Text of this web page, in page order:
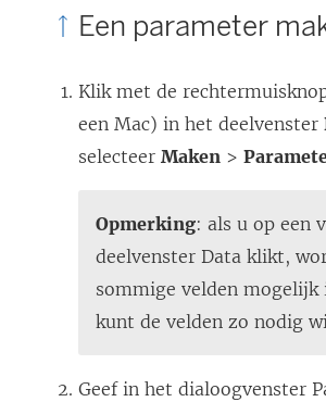
Een parameter
Klik met de
een Mac) in het deelvenster
selecteer Maken >
Opmerking: als u op een
deelvenster Data klikt,
sommige velden mogelijk
kunt de velden zo nodig
Geef in het dialoogvenster